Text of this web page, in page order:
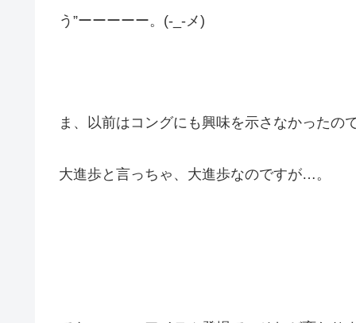
う”ーーーーー。(-_-メ)
ま、以前はコングにも興味を示さなかったので
大進歩と言っちゃ、大進歩なのですが…。